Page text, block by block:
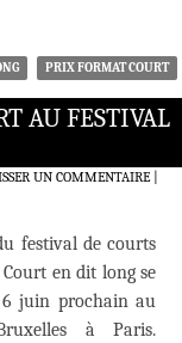
PRIX FORMAT COURT
AU FESTIVAL
UN COMMENTAIRE|
festival de courts
Court en dit long se
juin prochain au
à Paris.